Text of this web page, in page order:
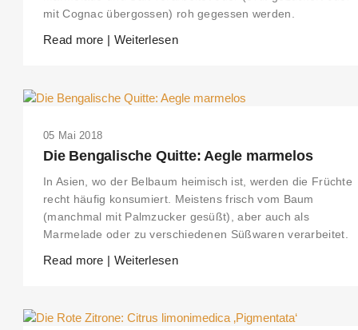
mit Cognac übergossen) roh gegessen werden.
Read more | Weiterlesen
05 Mai 2018
Die Bengalische Quitte: Aegle marmelos
In Asien, wo der Belbaum heimisch ist, werden die Früchte
recht häufig konsumiert. Meistens frisch vom Baum
(manchmal mit Palmzucker gesüßt), aber auch als
Marmelade oder zu verschiedenen Süßwaren verarbeitet.
Read more | Weiterlesen